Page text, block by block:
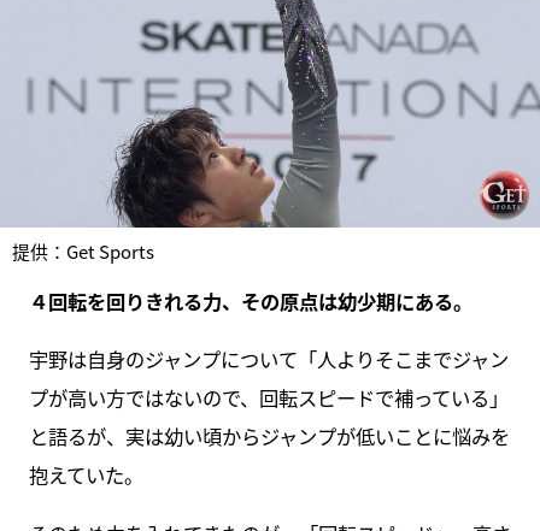
提供：Get Sports
４回転を回りきれる力、その原点は幼少期にある。
宇野は自身のジャンプについて「人よりそこまでジャン
プが高い方ではないので、回転スピードで補っている」
と語るが、実は幼い頃からジャンプが低いことに悩みを
抱えていた。